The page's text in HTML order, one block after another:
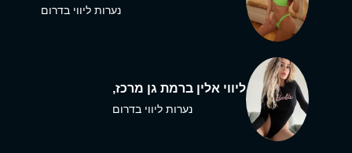
נערות ליווי בדרום
ליווי אלין ברמת גן מרכז,
נערות ליווי בדרום